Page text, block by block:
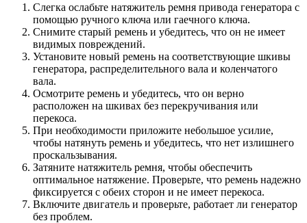
Слегка ослабьте натяжитель ремня привода генератора с
помощью ручного ключа или гаечного ключа.
Снимите старый ремень и убедитесь, что он не имеет
видимых повреждений.
Установите новый ремень на соответствующие шкивы
генератора, распределительного вала и коленчатого
вала.
Осмотрите ремень и убедитесь, что он верно
расположен на шкивах без перекручивания или
перекоса.
При необходимости приложите небольшое усилие,
чтобы натянуть ремень и убедитесь, что нет излишнего
проскальзывания.
Затяните натяжитель ремня, чтобы обеспечить
оптимальное натяжение. Проверьте, что ремень надежно
фиксируется с обеих сторон и не имеет перекоса.
Включите двигатель и проверьте, работает ли генератор
без проблем.